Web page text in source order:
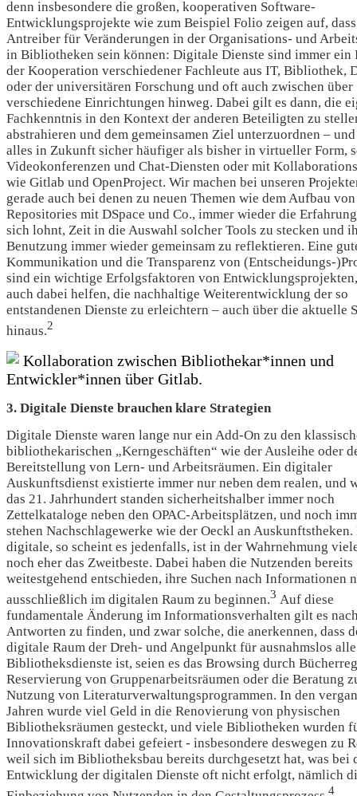
denn insbesondere die großen, kooperativen Software-
Entwicklungsprojekte wie zum Beispiel Folio zeigen auf,
Antreiber für Veränderungen in der Organisations- und
in Bibliotheken sein können: Digitale Dienste sind immer ein
der Kooperation verschiedener Fachleute aus IT, Bibliothek,
oder der universitären Forschung und oft auch zwischen über
verschiedene Einrichtungen hinweg. Dabei gilt es dann, die
Fachkenntnis in den Kontext der anderen Beteiligten zu
abstrahieren und dem gemeinsamen Ziel unterzuordnen – und
alles in Zukunft sicher häufiger als bisher in virtueller Form,
Videokonferenzen und Chat-Diensten oder mit
wie Gitlab und OpenProject. Wir machen bei unseren
gerade auch bei denen zu neuen Themen wie dem Aufbau von
Repositories mit DSpace und Co., immer wieder die
sich lohnt, Zeit in die Auswahl solcher Tools zu stecken und
Benutzung immer wieder gemeinsam zu reflektieren. Eine
Kommunikation und die Transparenz von (Entscheidungs-
sind ein wichtige Erfolgsfaktoren von
auch dabei helfen, die nachhaltige Weiterentwicklung der so
entstandenen Dienste zu erleichtern – auch über die aktuelle
hinaus.2
Kollaboration zwischen Bibliothekar*innen und
Entwickler*innen über Gitlab.
3. Digitale Dienste brauchen klare Strategien
Digitale Dienste waren lange nur ein Add-On zu den
bibliothekarischen „Kerngeschäften“ wie der Ausleihe oder
Bereitstellung von Lern- und Arbeitsräumen. Ein digitaler
Auskunftsdienst existierte immer nur neben dem realen, und
das 21. Jahrhundert standen sicherheitshalber immer noch
Zettelkataloge neben den OPAC-Arbeitsplätzen, und noch
stehen Nachschlagewerke wie der Oeckl an Auskunftstheken.
digitale, so scheint es jedenfalls, ist in der Wahrnehmung
noch eher das Zweitbeste. Dabei haben die Nutzenden bereits
weitestgehend entschieden, ihre Suchen nach Informationen
ausschließlich im digitalen Raum zu beginnen.3 Auf diese
fundamentale Änderung im Informationsverhalten gilt es
Antworten zu finden, und zwar solche, die anerkennen, dass
digitale Raum der Dreh- und Angelpunkt für ausnahmslos alle
Bibliotheksdienste ist, seien es das Browsing durch
Reservierung von Gruppenarbeitsräumen oder die Beratung
Nutzung von Literaturverwaltungsprogrammen. In den
Jahren wurde viel Geld in die Renovierung von physischen
Bibliotheksräumen gesteckt, und viele Bibliotheken wurden
Innovationskraft dabei gefeiert - insbesondere deswegen zu
weil sich im Bibliotheksbau bereits durchgesetzt hat, was bei
Entwicklung der digitalen Dienste oft nicht erfolgt, nämlich
4